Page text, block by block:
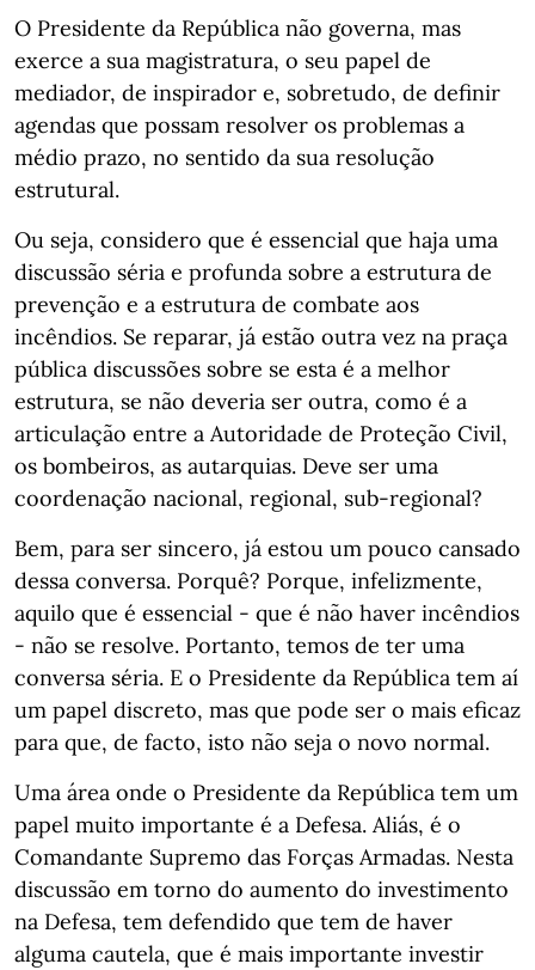
O Presidente da República não governa, mas
exerce a sua magistratura, o seu papel de
mediador, de inspirador e, sobretudo, de definir
agendas que possam resolver os problemas a
médio prazo, no sentido da sua resolução
estrutural.
Ou seja, considero que é essencial que haja uma
discussão séria e profunda sobre a estrutura de
prevenção e a estrutura de combate aos
incêndios. Se reparar, já estão outra vez na praça
pública discussões sobre se esta é a melhor
estrutura, se não deveria ser outra, como é a
articulação entre a Autoridade de Proteção Civil,
os bombeiros, as autarquias. Deve ser uma
coordenação nacional, regional, sub-regional?
Bem, para ser sincero, já estou um pouco cansado
dessa conversa. Porquê? Porque, infelizmente,
aquilo que é essencial - que é não haver incêndios
- não se resolve. Portanto, temos de ter uma
conversa séria. E o Presidente da República tem aí
um papel discreto, mas que pode ser o mais eficaz
para que, de facto, isto não seja o novo normal.
Uma área onde o Presidente da República tem um
papel muito importante é a Defesa. Aliás, é o
Comandante Supremo das Forças Armadas. Nesta
discussão em torno do aumento do investimento
na Defesa, tem defendido que tem de haver
alguma cautela, que é mais importante investir